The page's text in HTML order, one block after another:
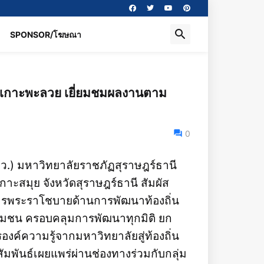
SPONSOR/โฆษณา
าะพะลวย เยี่ยมชมผลงานตาม
0
.) มหาวิทยาลัยราชภัฏสุราษฎร์ธานี
าะสมุย จังหวัดสุราษฎร์ธานี สัมผัส
พระราโชบายด้านการพัฒนาท้องถิ่น
มชน ครอบคลุมการพัฒนาทุกมิติ ยก
งค์ความรู้จากมหาวิทยาลัยสู่ท้องถิ่น
นธ์เผยแพร่ผ่านช่องทางร่วมกับกลุ่ม